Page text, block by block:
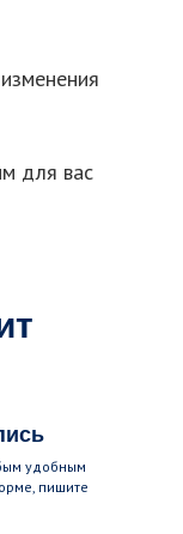
для вас
удобным
пишите